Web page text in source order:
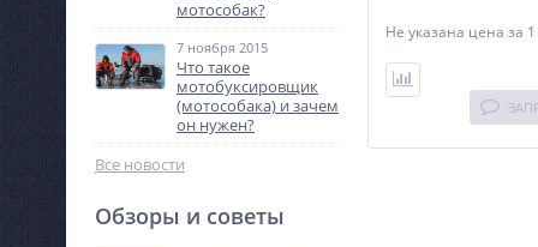
мотособак?
7 ноября 2015
Что такое
мотобуксировщик
(мотособака) и зачем
он нужен?
Все новости
Обзоры и советы
Не указана цена за 1